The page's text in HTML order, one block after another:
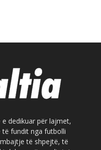
dedikuar për lajmet,
fundit nga futbolli
të shpejtë, të